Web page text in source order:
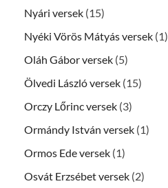
Nyári versek (15)
Nyéki Vörös Mátyás versek (1)
Oláh Gábor versek (5)
Ölvedi László versek (15)
Orczy Lőrinc versek (3)
Ormándy István versek (1)
Ormos Ede versek (1)
Osvát Erzsébet versek (2)